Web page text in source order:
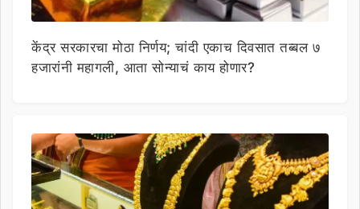
केंद्र सरकारचा मोठा निर्णय; चांदी एकाच दिवसात तब्बल ७
हजारांनी महागली, आता सोन्याचं काय होणार?